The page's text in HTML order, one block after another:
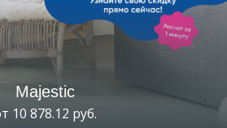
Majestic
10 878.12 руб.